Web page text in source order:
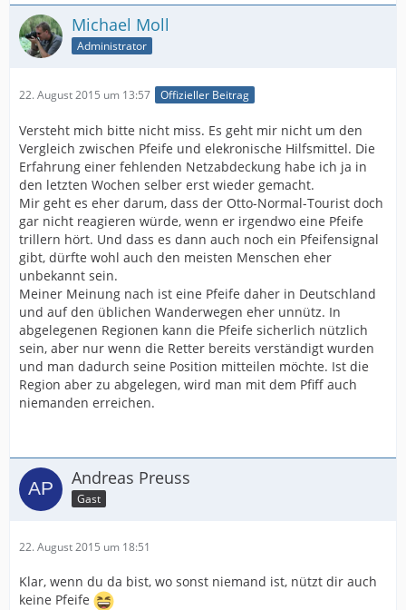
Michael Moll
Administrator
22. August 2015 um 13:57 Offizieller Beitrag
Versteht mich bitte nicht miss. Es geht mir nicht um den
Vergleich zwischen Pfeife und elekronische Hilfsmittel. Die
Erfahrung einer fehlenden Netzabdeckung habe ich ja in
den letzten Wochen selber erst wieder gemacht.
Mir geht es eher darum, dass der Otto-Normal-Tourist doch
gar nicht reagieren würde, wenn er irgendwo eine Pfeife
trillern hört. Und dass es dann auch noch ein Pfeifensignal
gibt, dürfte wohl auch den meisten Menschen eher
unbekannt sein.
Meiner Meinung nach ist eine Pfeife daher in Deutschland
und auf den üblichen Wanderwegen eher unnütz. In
abgelegenen Regionen kann die Pfeife sicherlich nützlich
sein, aber nur wenn die Retter bereits verständigt wurden
und man dadurch seine Position mitteilen möchte. Ist die
Region aber zu abgelegen, wird man mit dem Pfiff auch
niemanden erreichen.
Andreas Preuss
Gast
22. August 2015 um 18:51
Klar, wenn du da bist, wo sonst niemand ist, nützt dir auch
keine Pfeife